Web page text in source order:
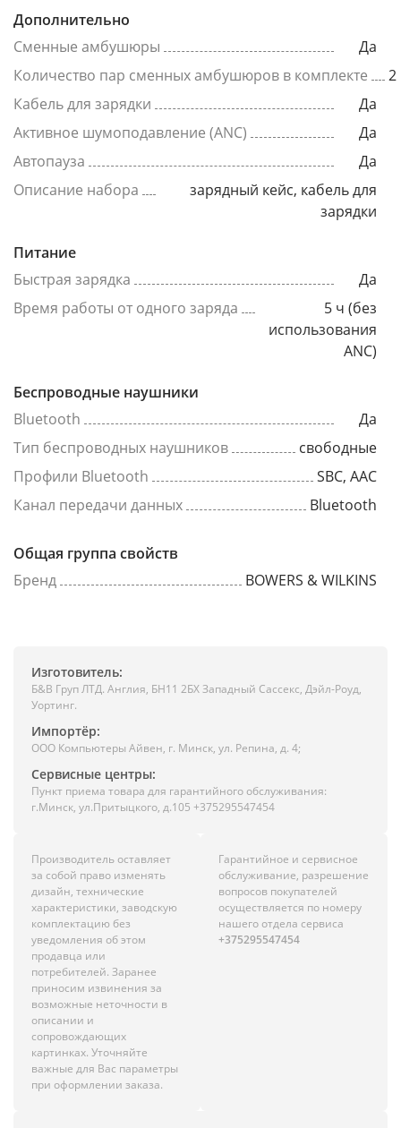
Дополнительно
Сменные амбушюры
Да
Количество пар сменных амбушюров в комплекте
2
Кабель для зарядки
Да
Активное шумоподавление (ANC)
Да
Автопауза
Да
Описание набора
зарядный кейс, кабель для
зарядки
Питание
Быстрая зарядка
Да
Время работы от одного заряда
5 ч (без
использования
ANC)
Беспроводные наушники
Bluetooth
Да
Тип беспроводных наушников
свободные
Профили Bluetooth
SBC, AAC
Канал передачи данных
Bluetooth
Общая группа свойств
Бренд
BOWERS & WILKINS
Изготовитель:
Б&В Груп ЛТД. Англия, БН11 2БХ Западный Сассекс, Дэйл-Роуд,
Уортинг.
Импортёр:
ООО Компьютеры Айвен, г. Минск, ул. Репина, д. 4;
Сервисные центры:
Пункт приема товара для гарантийного обслуживания:
г.Минск, ул.Притыцкого, д.105 +375295547454
Производитель оставляет
за собой право изменять
дизайн, технические
характеристики, заводскую
комплектацию без
уведомления об этом
продавца или
потребителей. Заранее
приносим извинения за
возможные неточности в
описании и
сопровождающих
картинках. Уточняйте
важные для Вас параметры
при оформлении заказа.
Гарантийное и сервисное
обслуживание, разрешение
вопросов покупателей
осуществляется по номеру
нашего отдела сервиса
+375295547454